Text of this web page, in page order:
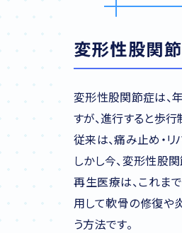
変形性股関
変形性股関節症は、
すが、進行すると歩
従来は、痛み止め・
しかし今、変形性股
再生医療は、これま
用して軟骨の修復や
う方法です。